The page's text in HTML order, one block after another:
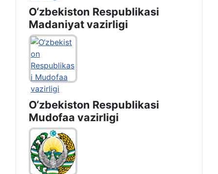
O‘zbekiston Respublikasi
Madaniyat vazirligi
O‘zbekiston Respublikasi
Mudofaa vazirligi